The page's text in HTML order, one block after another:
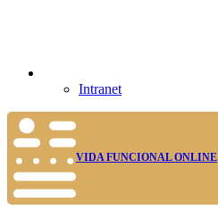
Intranet
VIDA FUNCIONAL ONLINE